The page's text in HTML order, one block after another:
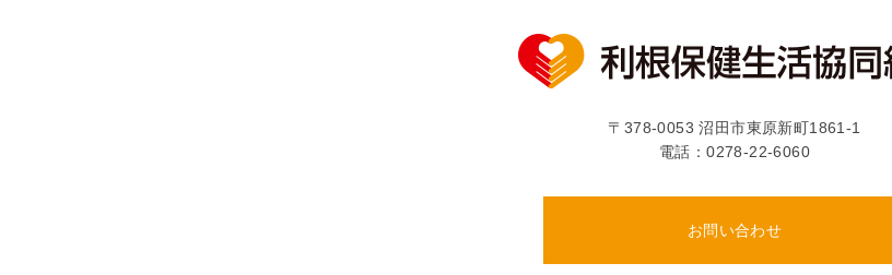
〒378-0053 沼田市東原新町1861-1
電話：0278-22-6060
お問い合わせ